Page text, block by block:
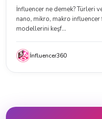
İnfluencer ne demek? Türleri
nano, mikro, makro
modellerini keşf...
İnfluencer360